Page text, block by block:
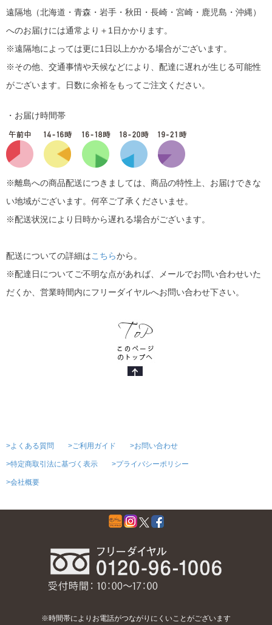
遠隔地（北海道・青森・岩手・秋田・長崎・宮崎・鹿児島・沖縄）
へのお届けには通常より＋1日かかります。
※遠隔地によっては更に1日以上かかる場合がございます。
※その他、交通事情や天候などにより、配達に遅れが生じる可能性
がございます。日数に余裕をもってご注文ください。
・お届け時間帯
※離島への商品配送につきましては、商品の特性上、お届けできな
い地域がございます。何卒ご了承くださいませ。
※配送状況により日時から遅れる場合がございます。
配送についての詳細はこちらから。
※配達日についてご不明な点があれば、メールでお問い合わせいた
だくか、営業時間内にフリーダイヤルへお問い合わせ下さい。
>よくある質問 >ご利用ガイド >お問い合わせ
>特定商取引法に基づく表示 >プライバシーポリシー
>会社概要
※時間帯によりお電話がつながりにくいことがございます